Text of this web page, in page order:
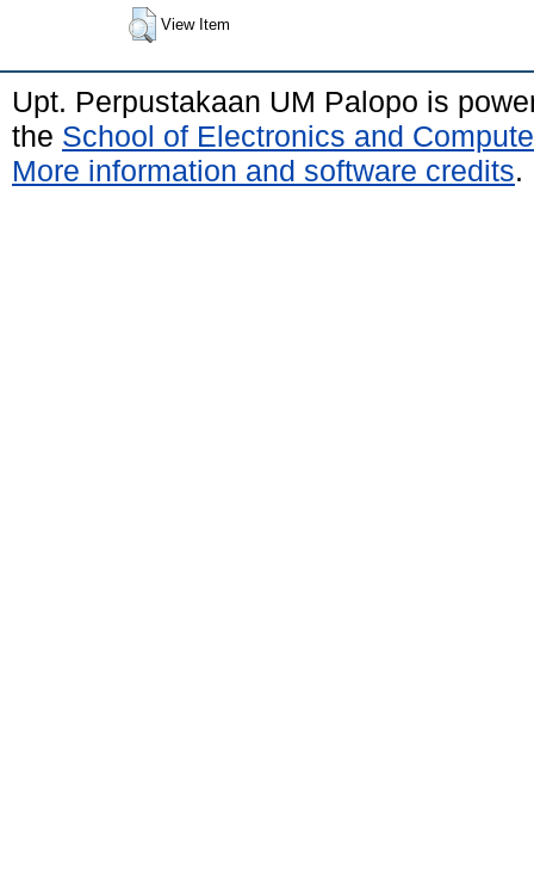
View Item
Upt. Perpustakaan UM Palopo is
the School of Electronics and
More information and software credits.